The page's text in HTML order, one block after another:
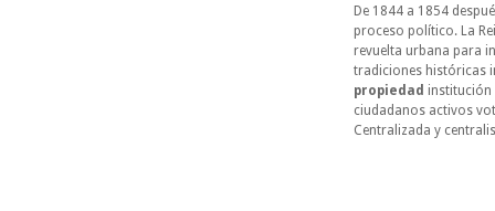
De 1844 a 1854
proceso político. La
revuelta urbana para
tradiciones históricas
propiedad institución
ciudadanos activos
Centralizada y